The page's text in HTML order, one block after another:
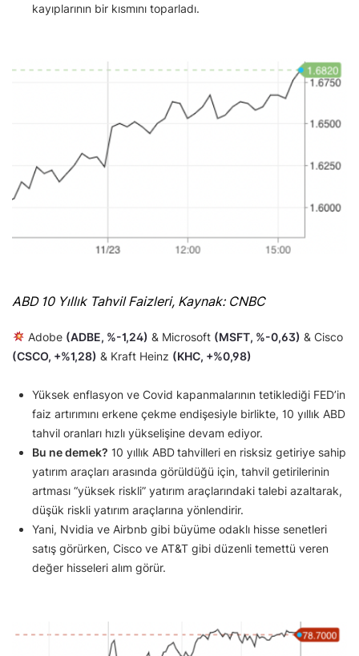
kayıplarının bir kısmını toparladı.
ABD 10 Yıllık Tahvil Faizleri, Kaynak: CNBC
Adobe (ADBE, %-1,24) & Microsoft (MSFT, %-0,63) & Cisco
(CSCO, +%1,28) & Kraft Heinz (KHC, +%0,98)
Yüksek enflasyon ve Covid kapanmalarının tetiklediği FED’in
faiz artırımını erkene çekme endişesiyle birlikte, 10 yıllık ABD
tahvil oranları hızlı yükselişine devam ediyor.
Bu ne demek? 10 yıllık ABDtahvilleri en risksiz getiriye sahip
yatırım araçları arasında görüldüğü için, tahvil getirilerinin
artması “yüksek riskli” yatırım araçlarındaki talebi azaltarak,
düşük riskli yatırım araçlarına yönlendirir.
Yani, Nvidia ve Airbnb gibi büyüme odaklı hisse senetleri
satış görürken, Cisco ve AT&T gibi düzenli temettü veren
değer hisseleri alım görür.